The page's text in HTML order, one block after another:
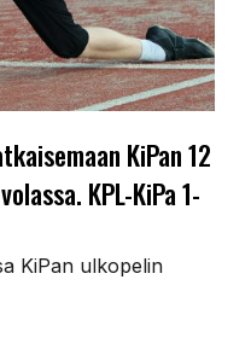
KiPan 12
KPL-KiPa 1-
KiPan ulkopelin